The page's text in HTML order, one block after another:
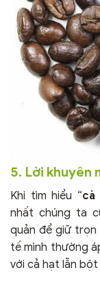
5. Lời khuyên
Khi tìm hiểu “cà
nhất chúng ta
quản để giữ trọn
tế mình thường
với cả hạt lẫn